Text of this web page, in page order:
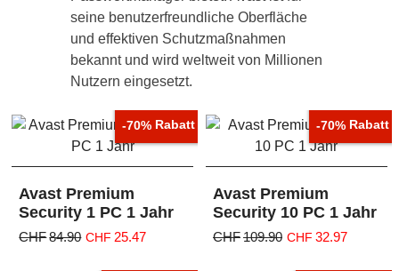
seine benutzerfreundliche Oberfläche
und effektiven Schutzmaßnahmen
bekannt und wird weltweit von Millionen
Nutzern eingesetzt.
-70% Rabatt
Avast Premium
Security 1 PC 1 Jahr
CHF84.90 CHF 25.47
-70% Rabatt
Avast Premium
Security 10 PC 1 Jahr
CHF109.90 CHF 32.97